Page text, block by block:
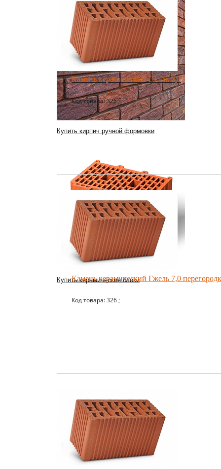
Купить кирпич ручной формовки
Купить керамические блоки
Камень керамический Гжель 2,1
Код товара: 325 ;
Камень керамический Гжель 7,0
Код товара: 326 ;